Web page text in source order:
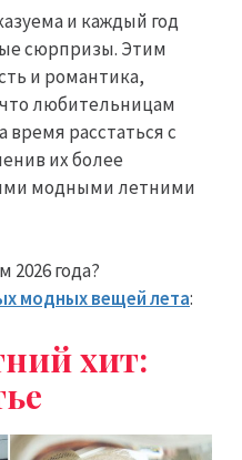
и каждый год
сюрпризы. Этим
и романтика,
любительницам
время расстаться с
их более
модными летними
года?
модных вещей лета:
хит: